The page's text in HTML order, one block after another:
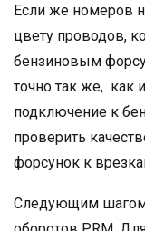
Если же номеров
цвету проводов,
бензиновым
точно так же,
подключение к
проверить
форсунок к
Следующим шагом